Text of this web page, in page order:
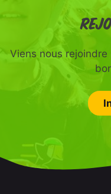
Viens nous